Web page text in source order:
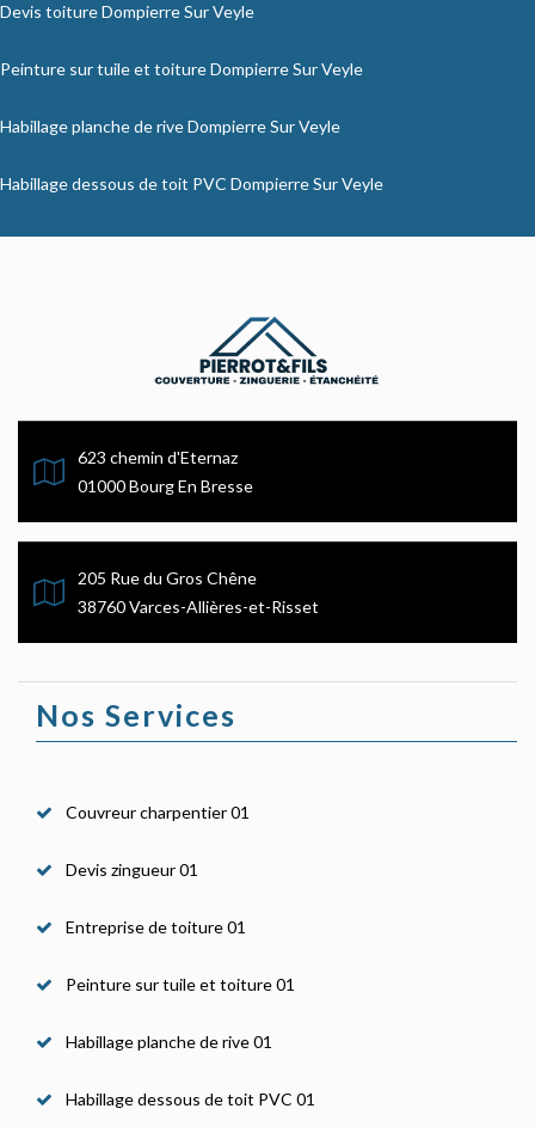
Devis toiture Dompierre Sur Veyle
Peinture sur tuile et toiture Dompierre Sur Veyle
Habillage planche de rive Dompierre Sur Veyle
Habillage dessous de toit PVC Dompierre Sur Veyle
623 chemin d'Eternaz
01000 Bourg En Bresse
205 Rue du Gros Chêne
38760 Varces-Allières-et-Risset
Nos Services
Couvreur charpentier 01
Devis zingueur 01
Entreprise de toiture 01
Peinture sur tuile et toiture 01
Habillage planche de rive 01
Habillage dessous de toit PVC 01